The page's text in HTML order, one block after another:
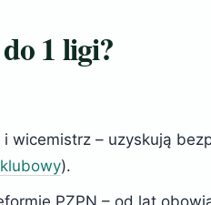
1 ligi?
wicemistrz – uzyskują
).
PZPN – od lat